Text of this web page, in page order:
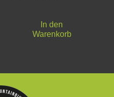
In den
Warenkorb